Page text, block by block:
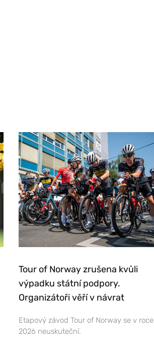
Tour of Norway zrušena kvůli
výpadku státní podpory.
Organizátoři věří v návrat
Etapový závod Tour of Norway se v roce
2026 neuskuteční.